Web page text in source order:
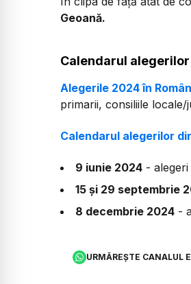
Geoană.
Calendarul
Alegerile 2024 în
primarii, consiliile
Calendarul alegerilor
9 iunie 2024 -
15 și 29 septembrie
8 decembrie 2024 -
URMĂREȘTE CANALUL